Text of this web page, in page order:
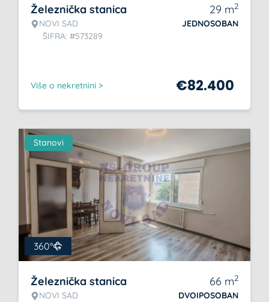
Železnička stanica
NOVI SAD
ŠIFRA: #573289
29 m2
JEDNOSOBAN
Više o nekretnini > €82.400
Stanovi
360°
Železnička stanica
NOVI SAD
66 m2
DVOIPOSOBAN